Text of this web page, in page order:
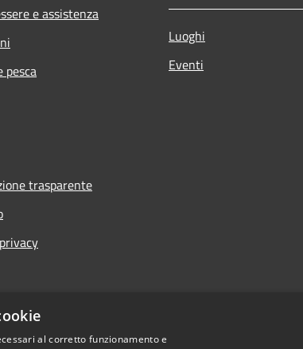
e assistenza
pesca
Luoghi
Eventi
trasparente
al corretto funzionamento e